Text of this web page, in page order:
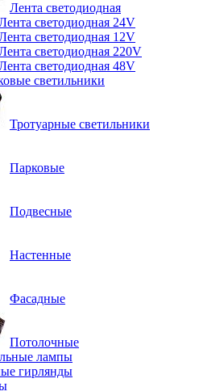
Лента светодиодная
светодиодная 24V
светодиодная 12V
светодиодная 220V
светодиодная 48V
светильники
Тротуарные светильники
Парковые
Подвесные
Настенные
Фасадные
Потолочные
лампы
гирлянды